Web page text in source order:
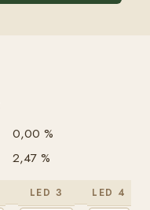
0,00 %
2,47 %
LED 3 LED 4